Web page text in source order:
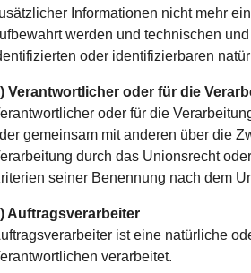
Informationen nicht mehr
werden und technischen
oder identifizierbaren
Verantwortlicher oder für die
oder für die
gemeinsam mit anderen über die
durch das Unionsrecht
seiner Benennung nach dem
Auftragsverarbeiter
ist eine natürliche
verarbeitet.